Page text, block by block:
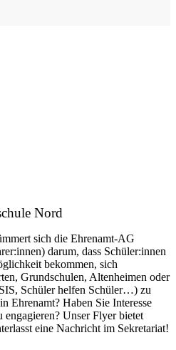
Nord
sich die Ehrenamt-AG
darum, dass Schüler:innen
bekommen, sich
Grundschulen, Altenheimen oder
Schüler helfen Schüler…) zu
Ehrenamt? Haben Sie Interesse
Unser Flyer bietet
eine Nachricht im Sekretariat!